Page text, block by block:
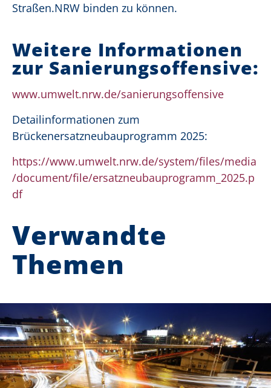
Straßen.NRW binden zu können.
Weitere Informationen
zur Sanierungsoffensive:
www.umwelt.nrw.de/sanierungsoffensive
Detailinformationen zum
Brückenersatzneubauprogramm 2025:
https://www.umwelt.nrw.de/system/files/media
/document/file/ersatzneubauprogramm_2025.p
df
Verwandte
Themen